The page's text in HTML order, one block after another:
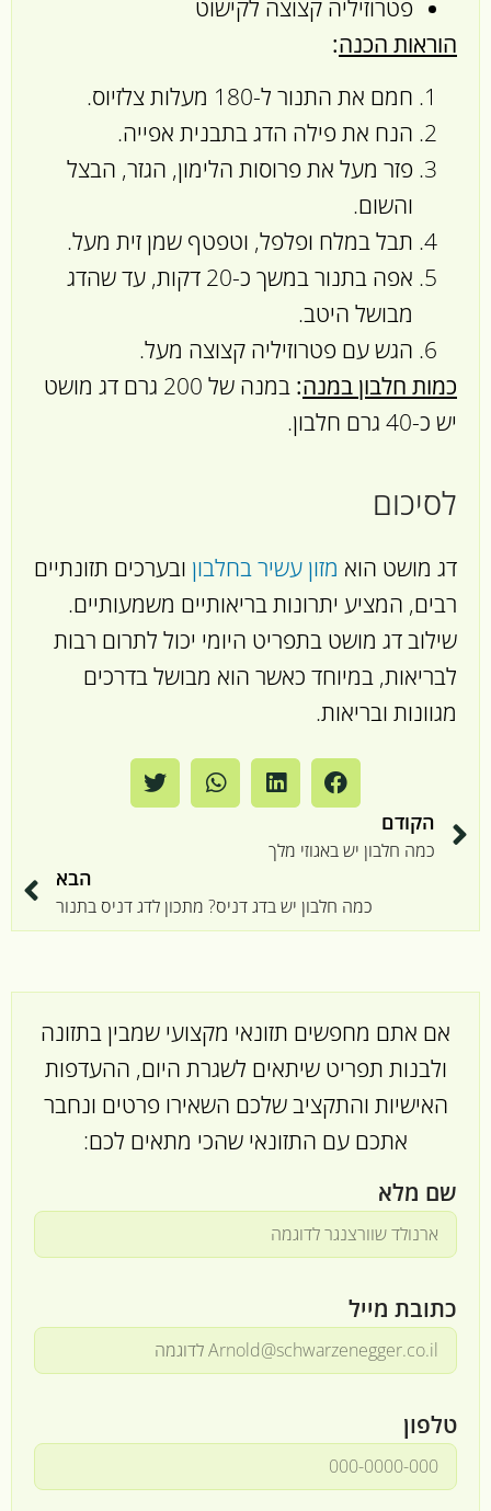
פטרוזיליה קצוצה לקישוט
הוראות הכנה:
חמם את התנור ל-180 מעלות צלזיוס.
הנח את פילה הדג בתבנית אפייה.
פזר מעל את פרוסות הלימון, הגזר, הבצל
והשום.
תבל במלח ופלפל, וטפטף שמן זית מעל.
אפה בתנור במשך כ-20 דקות, עד שהדג
מבושל היטב.
הגש עם פטרוזיליה קצוצה מעל.
כמות חלבון במנה:
במנה של 200 גרם דג מושט
יש כ-40 גרם חלבון.
לסיכום
דג מושט הוא מזון עשיר בחלבון ובערכים תזונתיים
רבים, המציע יתרונות בריאותיים משמעותיים.
שילוב דג מושט בתפריט היומי יכול לתרום רבות
לבריאות, במיוחד כאשר הוא מבושל בדרכים
מגוונות ובריאות.
הקודם
כמה חלבון יש באגוזי מלך
הבא
כמה חלבון יש בדג דניס? מתכון לדג דניס בתנור
אם אתם מחפשים תזונאי מקצועי שמבין בתזונה
ולבנות תפריט שיתאים לשגרת היום, ההעדפות
האישיות והתקציב שלכם השאירו פרטים ונחבר
אתכם עם התזונאי שהכי מתאים לכם:
שם מלא
כתובת מייל
טלפון